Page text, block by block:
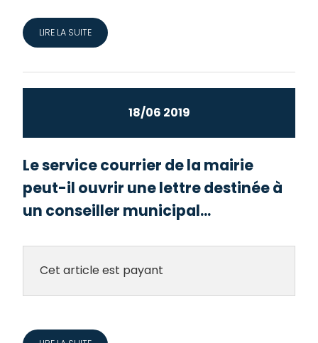
LIRE LA SUITE
18/06 2019
Le service courrier de la mairie
peut-il ouvrir une lettre destinée à
un conseiller municipal...
Cet article est payant